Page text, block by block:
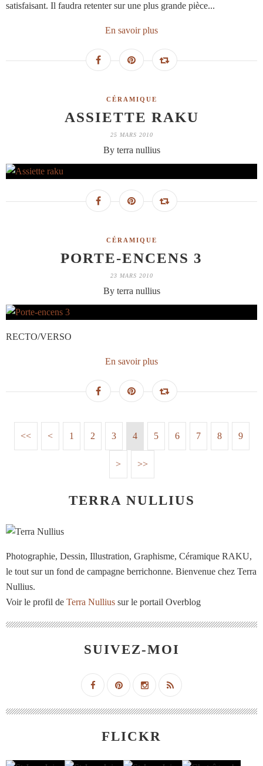
satisfaisant. Il faudra retenter sur une plus grande pièce...
En savoir plus
CÉRAMIQUE
ASSIETTE RAKU
25 MARS 2010
By terra nullius
CÉRAMIQUE
PORTE-ENCENS 3
23 MARS 2010
By terra nullius
RECTO/VERSO
En savoir plus
<< < 1 2 3 4 5 6 7 8 9
> >>
TERRA NULLIUS
Photographie, Dessin, Illustration, Graphisme, Céramique RAKU,
le tout sur un fond de campagne berrichonne. Bienvenue chez Terra
Nullius.
Voir le profil de Terra Nullius sur le portail Overblog
SUIVEZ-MOI
FLICKR